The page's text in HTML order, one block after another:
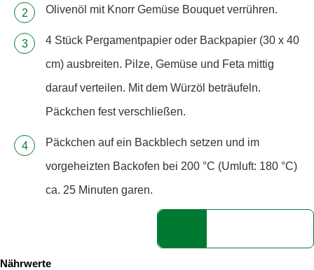
Olivenöl mit Knorr Gemüse Bouquet verrühren.
4 Stück Pergamentpapier oder Backpapier (30 x 40
cm) ausbreiten. Pilze, Gemüse und Feta mittig
darauf verteilen. Mit dem Würzöl beträufeln.
Päckchen fest verschließen.
Päckchen auf ein Backblech setzen und im
vorgeheizten Backofen bei 200 °C (Umluft: 180 °C)
ca. 25 Minuten garen.
Nährwerte